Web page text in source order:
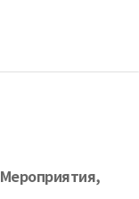
Мероприятия,